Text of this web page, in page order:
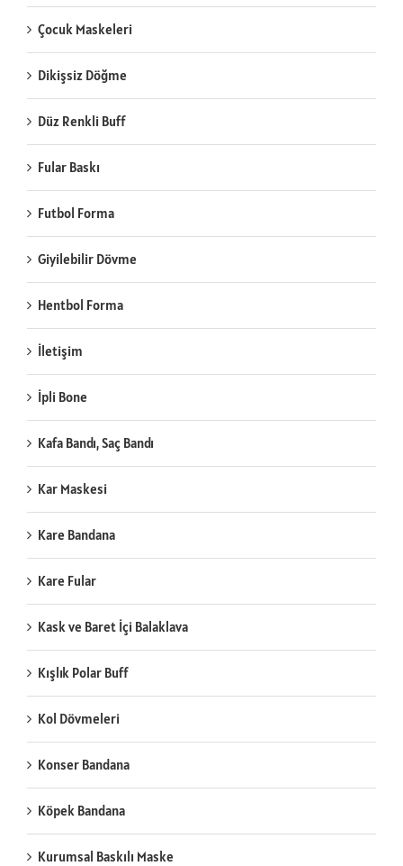
Çocuk Maskeleri
Dikişsiz Döğme
Düz Renkli Buff
Fular Baskı
Futbol Forma
Giyilebilir Dövme
Hentbol Forma
İletişim
İpli Bone
Kafa Bandı, Saç Bandı
Kar Maskesi
Kare Bandana
Kare Fular
Kask ve Baret İçi Balaklava
Kışlık Polar Buff
Kol Dövmeleri
Konser Bandana
Köpek Bandana
Kurumsal Baskılı Maske